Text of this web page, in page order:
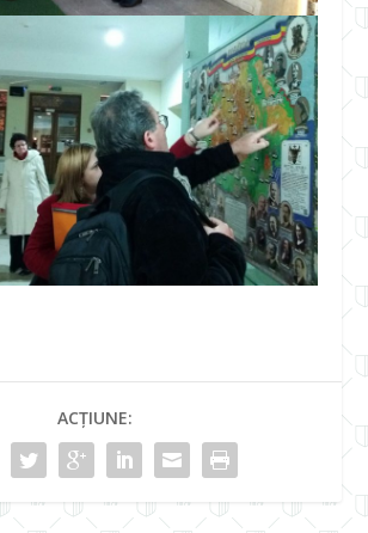
ACȚIUNE: